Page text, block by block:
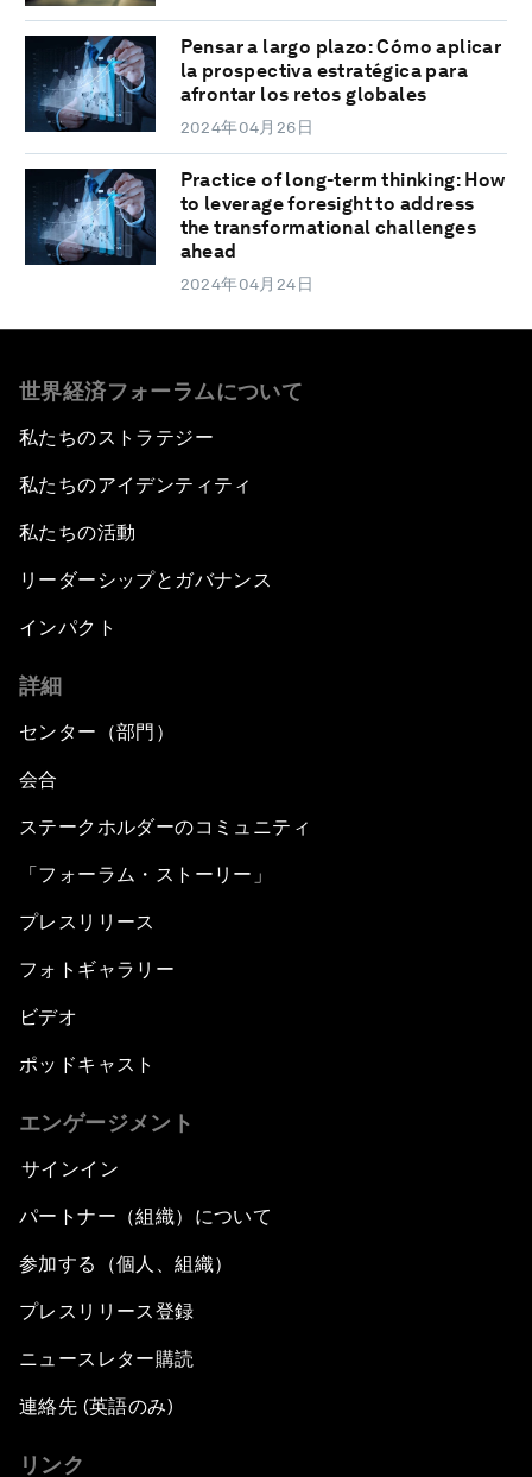
Pensar a largo plazo: Cómo aplicar
la prospectiva estratégica para
afrontar los retos globales
2024年04月26日
Practice of long-term thinking: How
to leverage foresight to address
the transformational challenges
ahead
2024年04月24日
世界経済フォーラムについて
私たちのストラテジー
私たちのアイデンティティ
私たちの活動
リーダーシップとガバナンス
インパクト
詳細
センター（部門）
会合
ステークホルダーのコミュニティ
「フォーラム・ストーリー」
プレスリリース
フォトギャラリー
ビデオ
ポッドキャスト
エンゲージメント
サインイン
パートナー（組織）について
参加する（個人、組織）
プレスリリース登録
ニュースレター購読
連絡先 (英語のみ)
リンク